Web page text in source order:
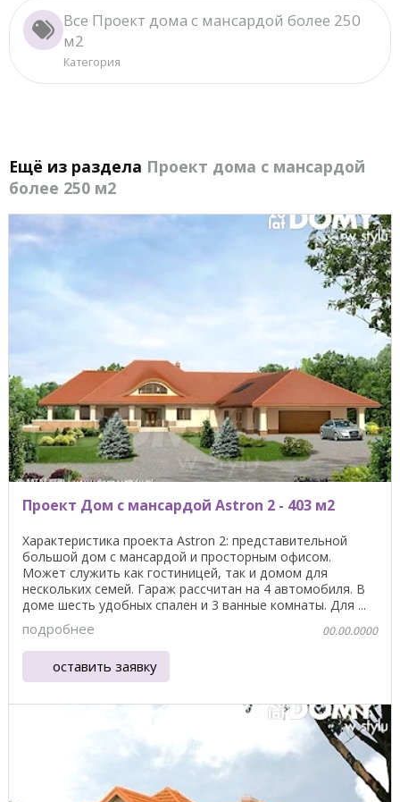
Все Проект дома с мансардой более 250
м2
Категория
Ещё из раздела Проект дома с мансардой
более 250 м2
Проект Дом с мансардой Astron 2 - 403 м2
Характеристика проекта Astron 2: представительной
большой дом с мансардой и просторным офисом.
Может служить как гостиницей, так и домом для
нескольких семей. Гараж рассчитан на 4 автомобиля. В
доме шесть удобных спален и 3 ванные комнаты. Для ...
подробнее 00.00.0000
оставить заявку